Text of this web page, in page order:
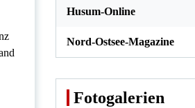
Husum-Online
Nord-Ostsee-Magazine
Fotogalerien